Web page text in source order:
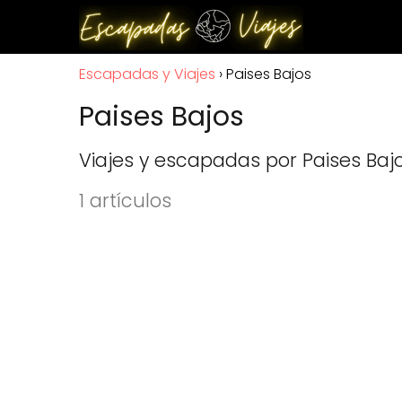
Escapadas y Viajes Paises Bajos
Paises Bajos
Viajes y escapadas por Paises
1 artículos